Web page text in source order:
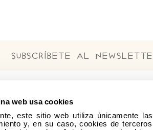
web usa cookies
este sitio web utiliza únicamente
y, en su caso, cookies de
Subscríbete al
juan